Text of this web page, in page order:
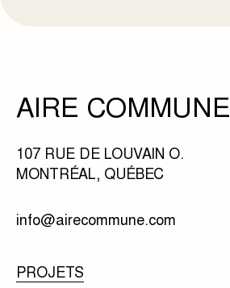
AIRE COMMUNE
107 RUE DE LOUVAIN O.
MONTRÉAL, QUÉBEC
info@airecommune.com
PROJETS